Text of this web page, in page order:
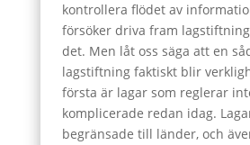
kontrollera flödet av
försöker driva fram
det. Men låt oss säga att en
lagstiftning faktiskt blir
första är lagar som reglerar
komplicerade redan idag.
begränsade till länder, och